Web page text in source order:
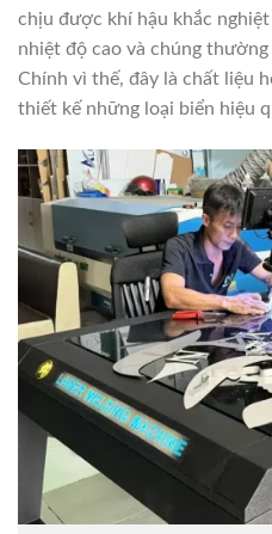
chịu được khí hậu khắc
nhiệt độ cao và chúng
Chính vì thế, đây là chất liệu
thiết kế những loại biển hiệu